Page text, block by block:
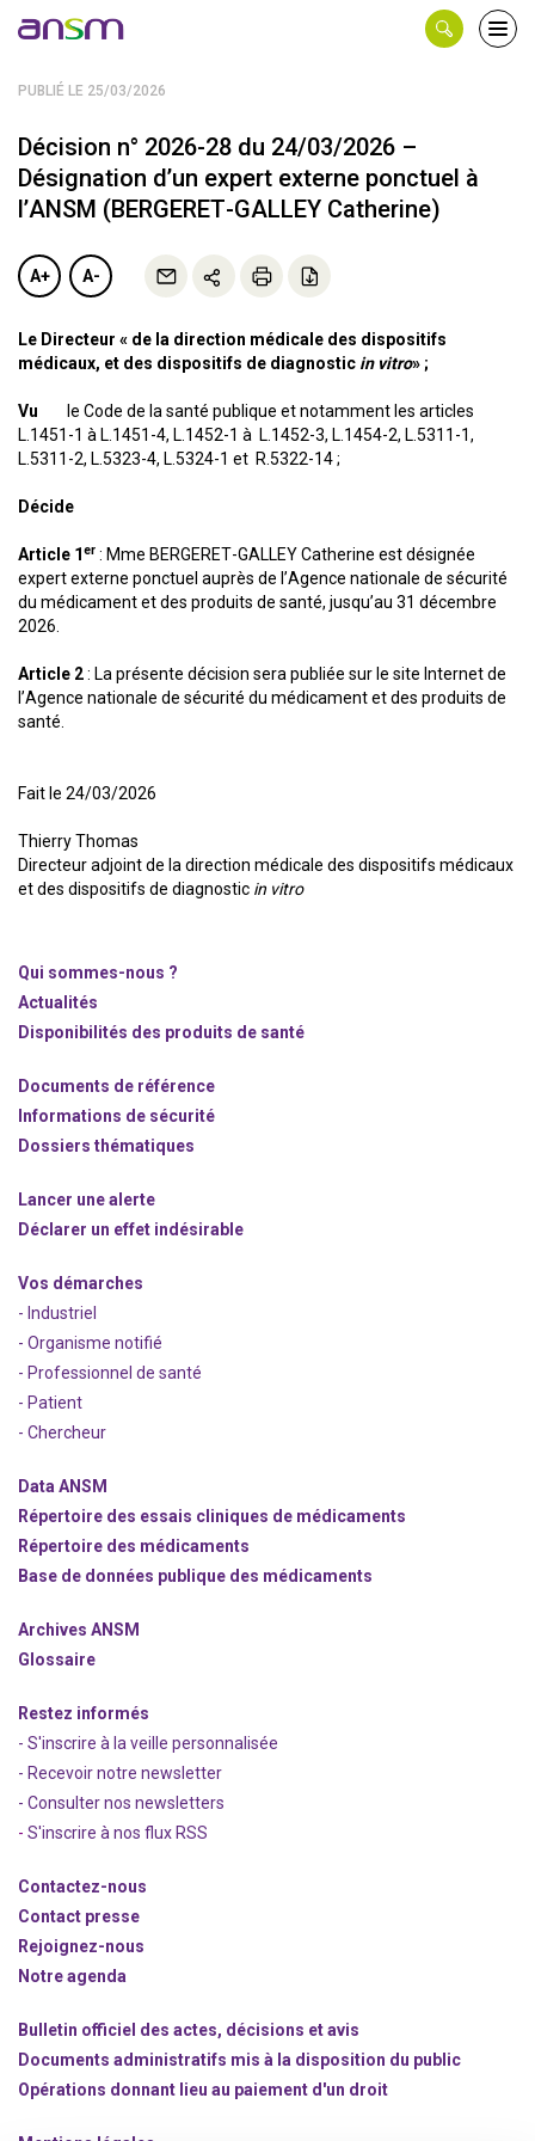
PUBLIÉ LE 25/03/2026
Décision n° 2026-28 du 24/03/2026 –
Désignation d’un expert externe ponctuel à
l’ANSM (BERGERET-GALLEY Catherine)
A+ A-
Le Directeur « de la direction médicale des dispositifs
médicaux, et des dispositifs de diagnostic in vitro» ;
Vu le Code de la santé publique et notamment les articles
L.1451-1 à L.1451-4, L.1452-1 à L.1452-3, L.1454-2, L.5311-1,
L.5311-2, L.5323-4, L.5324-1 et R.5322-14 ;
Décide
Article 1er : Mme BERGERET-GALLEY Catherine est désignée
expert externe ponctuel auprès de l’Agence nationale de sécurité
du médicament et des produits de santé, jusqu’au 31 décembre
2026.
Article 2: La présente décision sera publiée sur le site Internet de
l’Agence nationale de sécurité du médicament et des produits de
santé.
Fait le 24/03/2026
Thierry Thomas
Directeur adjoint de la direction médicale des dispositifs médicaux
et des dispositifs de diagnostic in vitro
Qui sommes-nous ?
Actualités
Disponibilités des produits de santé
Documents de référence
Informations de sécurité
Dossiers thématiques
Lancer une alerte
Déclarer un effet indésirable
Vos démarches
- Industriel
- Organisme notifié
- Professionnel de santé
- Patient
- Chercheur
Data ANSM
Répertoire des essais cliniques de médicaments
Répertoire des médicaments
Base de données publique des médicaments
Archives ANSM
Glossaire
Restez informés
- S'inscrire à la veille personnalisée
- Recevoir notre newsletter
- Consulter nos newsletters
- S'inscrire à nos flux RSS
Contactez-nous
Contact presse
Rejoignez-nous
Notre agenda
Bulletin officiel des actes, décisions et avis
Documents administratifs mis à la disposition du public
Opérations donnant lieu au paiement d'un droit